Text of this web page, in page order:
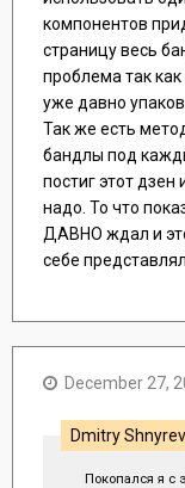
компонентов
страницу весь
проблема так
уже давно
Так же есть
бандлы под
постиг этот дзен
надо. То что
ДАВНО ждал и
себе
December 27,
Dmitry Shnyrev
Покопался я с